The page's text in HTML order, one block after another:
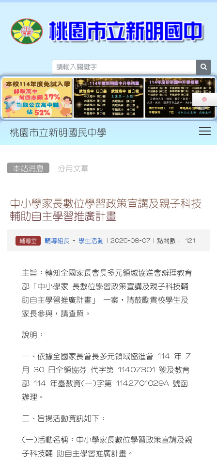
桃園市立新明國民中學
本站消息 分月文章
中小學家長數位學習政策宣講及親子科技
輔助自主學習推廣計畫
輔導室 輔導組長 - 學生活動 | 2025-08-07 | 點閱數： 121
主旨：轉知全國家長會長多元領域協進會辦理教育
部「中小學家 長數位學習政策宣講及親子科技輔
助自主學習推廣計畫」 一案，請鼓勵貴校學生及
家長參與，請查照。
說明：
一、依據全國家長會長多元領域協進會 114 年 7
月 30 日全領協芬 代字第 11407301 號及教育
部 114 年臺教資(一)字第 1142701029A 號函
辦理。
二、旨揭活動資訊如下：
(一)活動名稱：中小學家長數位學習政策宣講及親
子科技輔 助自主學習推廣計畫。